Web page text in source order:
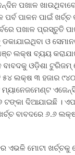
ପଖାଳ
ପର୍ବ ପାଳନ ପାଇଁ
ପଖାଳ ପ୍ରସ୍ତୁତି
ଓ
ଲକ୍ଷ ବ୍ୟୟ
ବାବଦକୁ ଓଡ଼ିଶା
୫୪ ଲକ୍ଷ ୩ ହଜାର
ମ୍ୟାନେଜମେଣ୍ଟ
ଟଙ୍କା ଦିଆଯାଇଛି ।
ବାବଦରେ ୬.୬
ଏଭଳି ମୋଟା ଖର୍ଚ୍ଚକୁ